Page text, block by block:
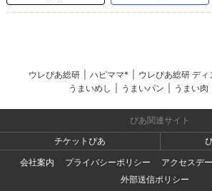
ウレぴあ総研 ハピママ* ウレぴあ総研 ディ
うまいめし
うまいパン うまい肉
ぴあ関連サイト
チケットぴあ
会社案内
プライバシーポリシー
アクセスデ
外部送信ポリシー